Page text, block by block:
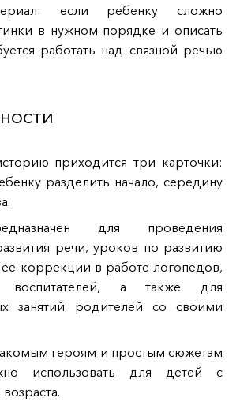
если ребенку сложно
в нужном порядке и описать
работать над связной речью
приходится три карточки:
разделить начало, середину
для проведения
речи, уроков по развитию
коррекции в работе логопедов,
воспитателей, а также для
занятий родителей со своими
героям и простым сюжетам
использовать для детей с